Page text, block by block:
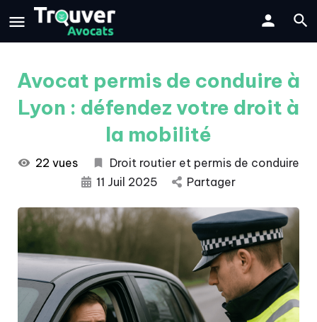
Avocat permis de conduire à
Lyon : défendez votre droit à
la mobilité
22 vues
Droit routier et permis de conduire
11 Juil 2025
Partager